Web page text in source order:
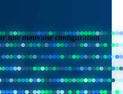
une mauvaise configuration